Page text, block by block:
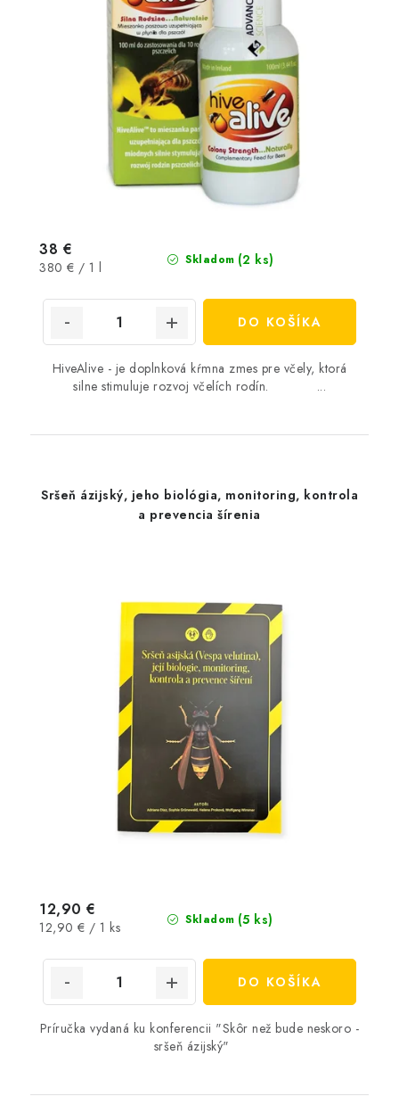
Skladom (2 ks)
38 €
Jednotková
380 € / 1 l
DO KOŠÍKA
HiveAlive - je doplnková kŕmna zmes pre včely, ktorá
silne stimuluje rozvoj včelích rodín. ...
Sršeň ázijský, jeho biológia, monitoring, kontrola
a prevencia šírenia
Skladom (5 ks)
12,90 €
Jednotková
12,90 € / 1 ks
DO KOŠÍKA
Príručka vydaná ku konferencii "Skôr než bude neskoro -
sršeň ázijský"